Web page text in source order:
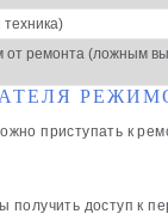
ремонта (ложным
приступать к
получить доступ к